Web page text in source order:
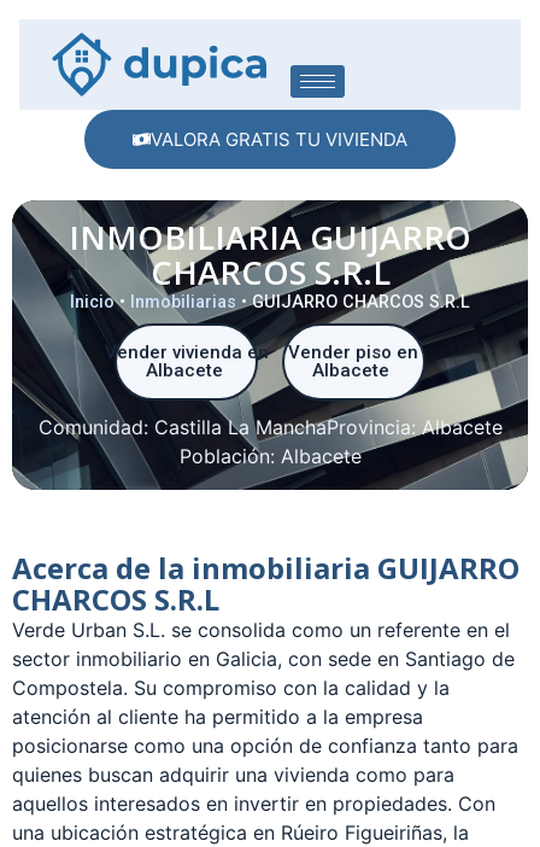
VALORA GRATIS TU VIVIENDA
INMOBILIARIA GUIJARRO
CHARCOS S.R.L
Inicio• Inmobiliarias •GUIJARRO CHARCOS S.R.L
Vender vivienda en
Albacete
Vender piso en
Albacete
Comunidad: Castilla La ManchaProvincia: Albacete
Población: Albacete
Acerca de la inmobiliaria GUIJARRO
CHARCOS S.R.L
Verde Urban S.L. se consolida como un referente en el
sector inmobiliario en Galicia, con sede en Santiago de
Compostela. Su compromiso con la calidad y la
atención al cliente ha permitido a la empresa
posicionarse como una opción de confianza tanto para
quienes buscan adquirir una vivienda como para
aquellos interesados en invertir en propiedades. Con
una ubicación estratégica en Rúeiro Figueiriñas, la